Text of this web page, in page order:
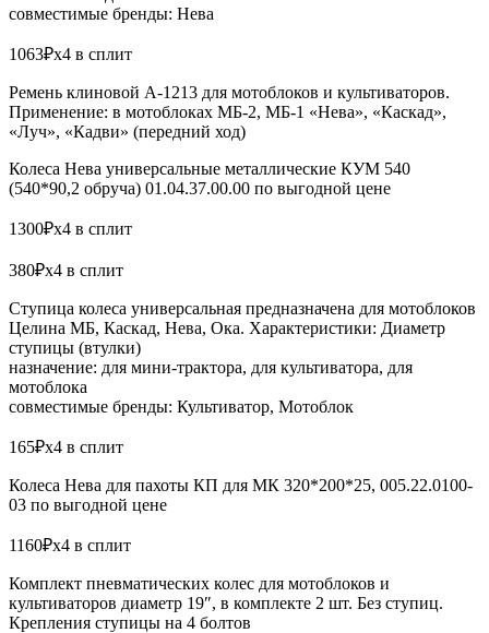
совместимые бренды: Нева
1063₽x4 в сплит
Ремень клиновой A-1213 для мотоблоков и культиваторов.
Применение: в мотоблоках МБ-2, МБ-1 «Нева», «Каскад»,
«Луч», «Кадви» (передний ход)
Колеса Нева универсальные металлические КУМ 540
(540*90,2 обруча) 01.04.37.00.00 по выгодной цене
1300₽x4 в сплит
380₽x4 в сплит
Ступица колеса универсальная предназначена для мотоблоков
Целина МБ, Каскад, Нева, Ока. Характеристики: Диаметр
ступицы (втулки)
назначение: для мини-трактора, для культиватора, для
мотоблока
совместимые бренды: Культиватор, Мотоблок
165₽x4 в сплит
Колеса Нева для пахоты КП для МК 320*200*25, 005.22.0100-
03 по выгодной цене
1160₽x4 в сплит
Комплект пневматических колес для мотоблоков и
культиваторов диаметр 19″, в комплекте 2 шт. Без ступиц.
Крепления ступицы на 4 болтов